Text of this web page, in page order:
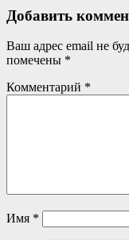
Добавить
Ваш адрес email не
помечены *
Комментарий *
Имя *